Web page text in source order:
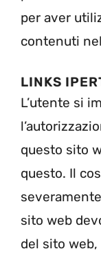
per aver
contenuti
LINKS
L’utente si
questo sito
questo. Il
sito web
del sito